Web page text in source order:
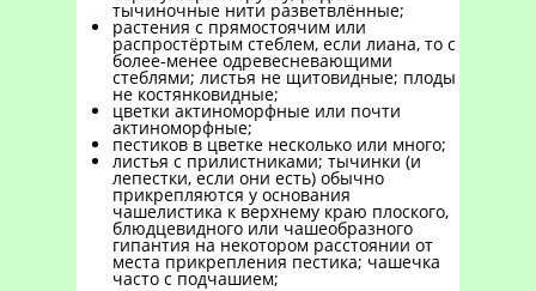
тычиночные нити разветвлённые;
растения с прямостоячим или
распростёртым стеблем, если лиана, то с
более-менее одревесневающими
стеблями; листья не щитовидные; плоды
не костянковидные;
цветки актиноморфные или почти
актиноморфные;
пестиков в цветке несколько или много;
листья с прилистниками; тычинки (и
лепестки, если они есть) обычно
прикрепляются у основания
чашелистика к верхнему краю плоского,
блюдцевидного или чашеобразного
гипантия на некотором расстоянии от
места прикрепления пестика; чашечка
часто с подчашием;